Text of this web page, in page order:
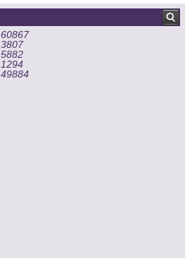
60867
3807
5882
1294
49884